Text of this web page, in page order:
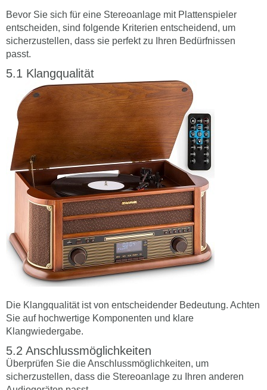
Bevor Sie sich für eine Stereoanlage mit Plattenspieler
entscheiden, sind folgende Kriterien entscheidend, um
sicherzustellen, dass sie perfekt zu Ihren Bedürfnissen
passt.
Klangqualität
Die Klangqualität ist von entscheidender Bedeutung. Achten
Sie auf hochwertige Komponenten und klare
Klangwiedergabe.
Anschlussmöglichkeiten
Überprüfen Sie die Anschlussmöglichkeiten, um
sicherzustellen, dass die Stereoanlage zu Ihren anderen